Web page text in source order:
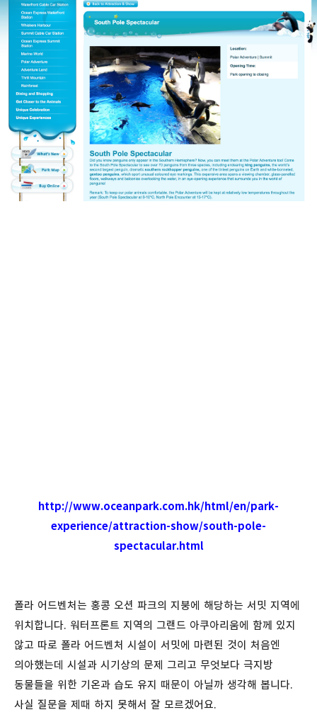
http://www.oceanpark.com.hk/html/en/park-
experience/attraction-show/south-pole-
spectacular.html
폴라 어드벤처는 홍콩 오션 파크의 지붕에 해당하는 서밋 지역에
위치합니다. 워터프론트 지역의 그랜드 아쿠아리움에 함께 있지
않고 따로 폴라 어드벤처 시설이 서밋에 마련된 것이 처음엔
의아했는데 시설과 시기상의 문제 그리고 무엇보다 극지방
동물들을 위한 기온과 습도 유지 때문이 아닐까 생각해 봅니다.
사실 질문을 제때 하지 못해서 잘 모르겠어요.